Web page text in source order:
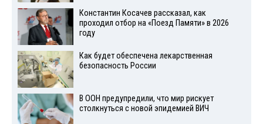
Константин Косачев рассказал, как
проходил отбор на «Поезд Памяти» в 2026
году
Как будет обеспечена лекарственная
безопасность России
В ООН предупредили, что мир рискует
столкнуться с новой эпидемией ВИЧ